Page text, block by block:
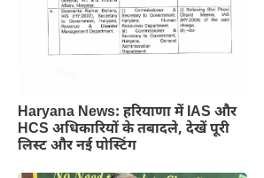
Haryana News: हरियाणा में IAS और
HCS अधिकारियों के तबादले, देखें पूरी
लिस्ट और नई पोस्टिंग